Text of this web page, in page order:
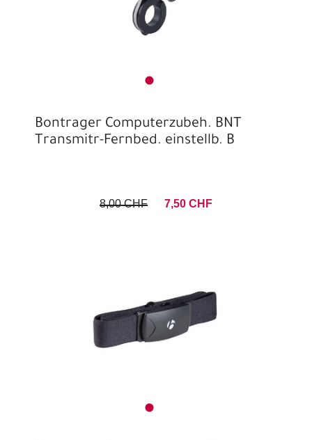
Bontrager Computerzubeh. BNT
Transmitr-Fernbed. einstellb. B
8,00 CHF 7,50 CHF